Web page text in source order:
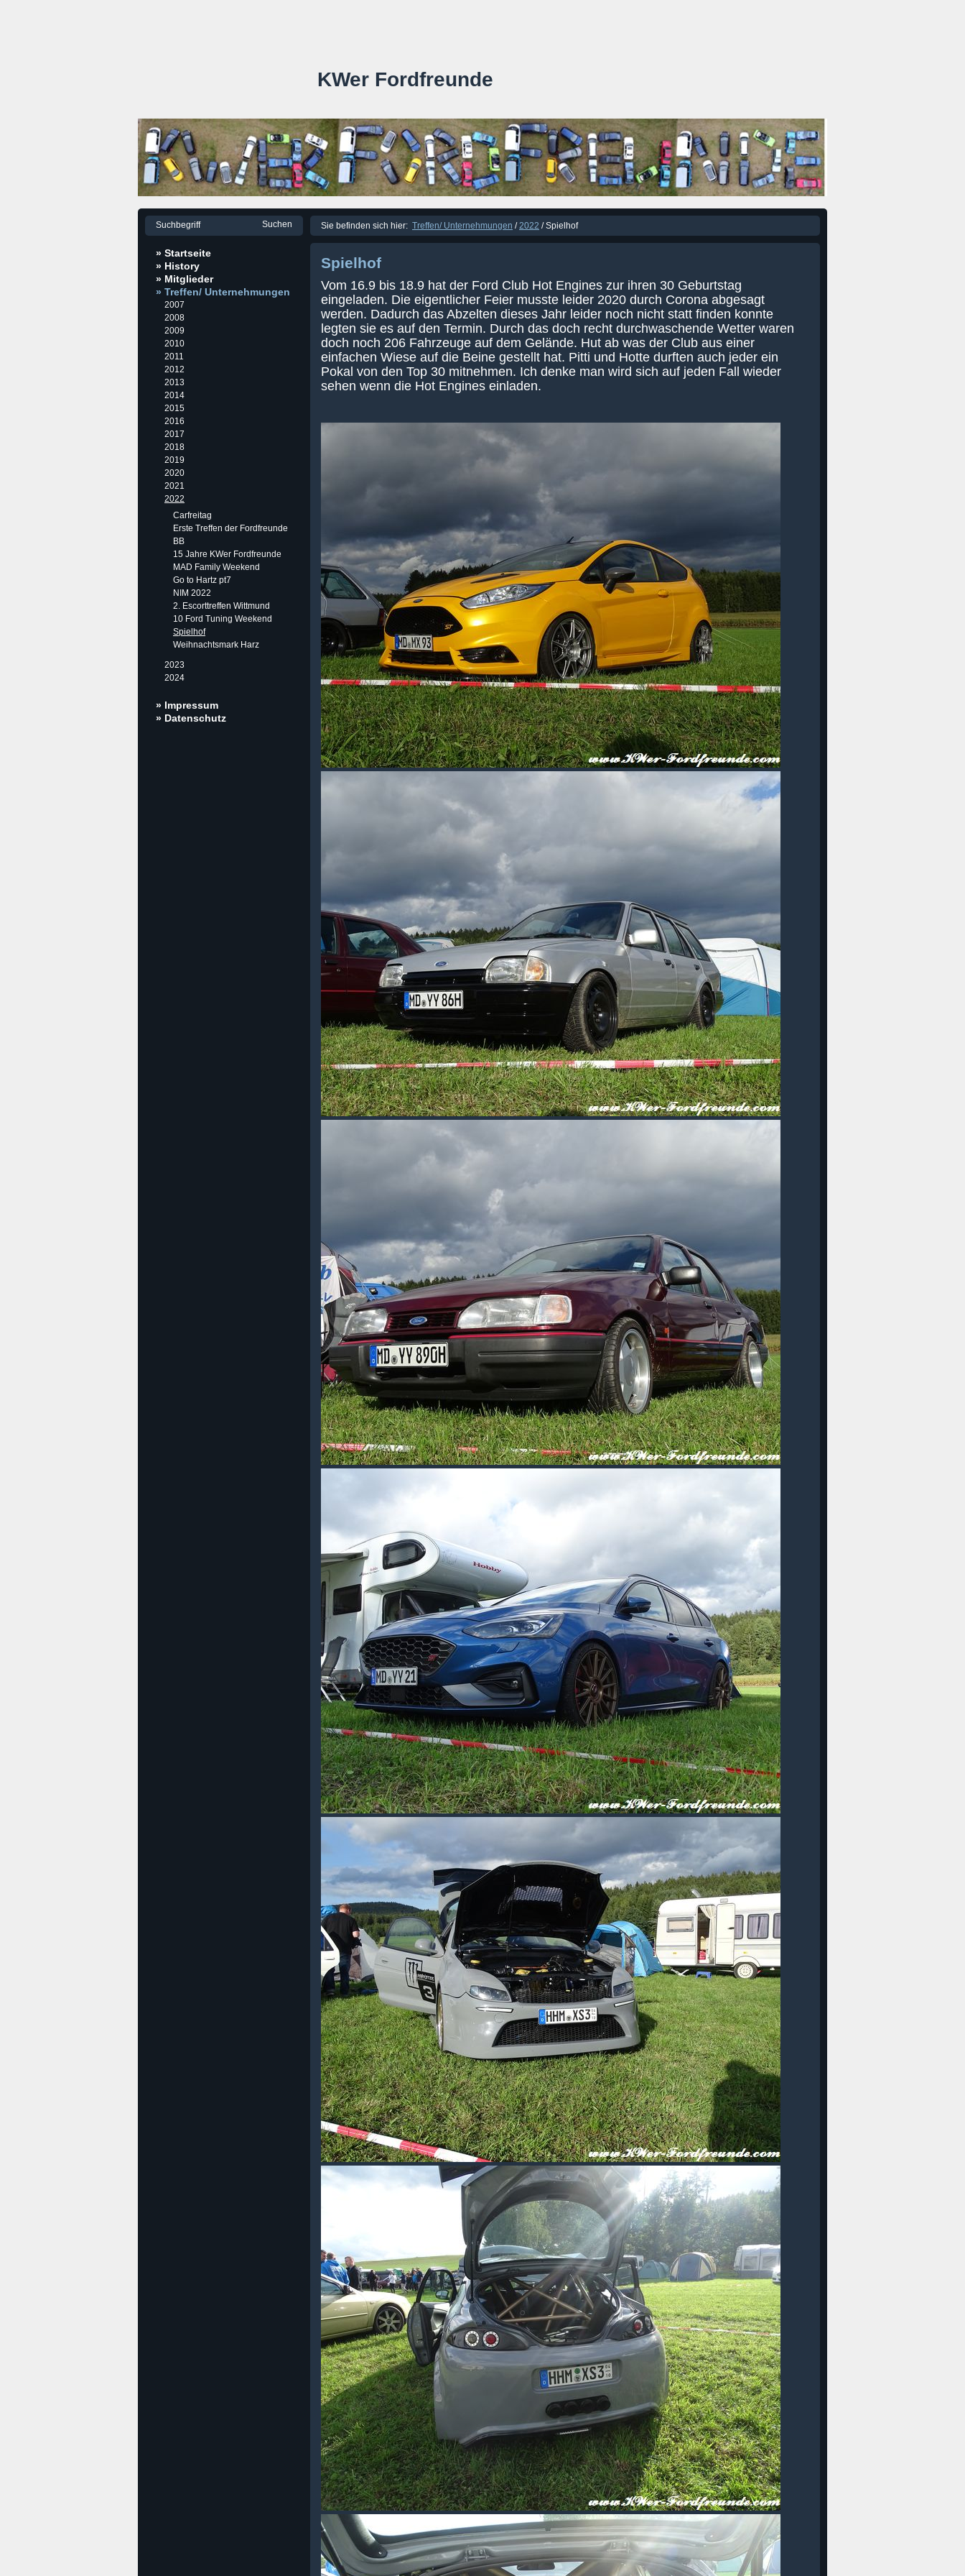
KWer Fordfreunde
» Startseite
» History
» Mitglieder
» Treffen/ Unternehmungen
2007
2008
2009
2010
2011
2012
2013
2014
2015
2016
2017
2018
2019
2020
2021
2022
Carfreitag
Erste Treffen der Fordfreunde
BB
15 Jahre KWer Fordfreunde
MAD Family Weekend
Go to Hartz pt7
NIM 2022
2. Escorttreffen Wittmund
10 Ford Tuning Weekend
Spielhof
Weihnachtsmark Harz
2023
2024
» Impressum
» Datenschutz
Sie befinden sich hier: Treffen/ Unternehmungen / 2022 / Spielhof
Spielhof
Vom 16.9 bis 18.9 hat der Ford Club Hot Engines zur ihren 30 Geburtstag
eingeladen. Die eigentlicher Feier musste leider 2020 durch Corona abgesagt
werden. Dadurch das Abzelten dieses Jahr leider noch nicht statt finden konnte
legten sie es auf den Termin. Durch das doch recht durchwaschende Wetter waren
doch noch 206 Fahrzeuge auf dem Gelände. Hut ab was der Club aus einer
einfachen Wiese auf die Beine gestellt hat. Pitti und Hotte durften auch jeder ein
Pokal von den Top 30 mitnehmen. Ich denke man wird sich auf jeden Fall wieder
sehen wenn die Hot Engines einladen.